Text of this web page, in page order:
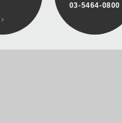
03-5464-0800